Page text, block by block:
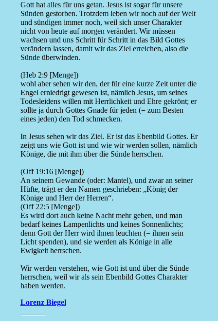
Gott hat alles für uns getan. Jesus ist sogar für unsere
Sünden gestorben. Trotzdem leben wir noch auf der Welt
und sündigen immer noch, weil sich unser Charakter
nicht von heute auf morgen verändert. Wir müssen
wachsen und uns Schritt für Schritt in das Bild Gottes
verändern lassen, damit wir das Ziel erreichen, also die
Sünde überwinden.
(Heb 2:9 [Menge])
wohl aber sehen wir den, der für eine kurze Zeit unter die
Engel erniedrigt gewesen ist, nämlich Jesus, um seines
Todesleidens willen mit Herrlichkeit und Ehre gekrönt; er
sollte ja durch Gottes Gnade für jeden (= zum Besten
eines jeden) den Tod schmecken.
In Jesus sehen wir das Ziel. Er ist das Ebenbild Gottes. Er
zeigt uns wie Gott ist und wie wir werden sollen, nämlich
Könige, die mit ihm über die Sünde herrschen.
(Off 19:16 [Menge])
An seinem Gewande (oder: Mantel), und zwar an seiner
Hüfte, trägt er den Namen geschrieben: „König der
Könige und Herr der Herren“.
(Off 22:5 [Menge])
Es wird dort auch keine Nacht mehr geben, und man
bedarf keines Lampenlichts und keines Sonnenlichts;
denn Gott der Herr wird ihnen leuchten (= ihnen sein
Licht spenden), und sie werden als Könige in alle
Ewigkeit herrschen.
Wir werden verstehen, wie Gott ist und über die Sünde
herrschen, weil wir als sein Ebenbild Gottes Charakter
haben werden.
Lorenz Biegel